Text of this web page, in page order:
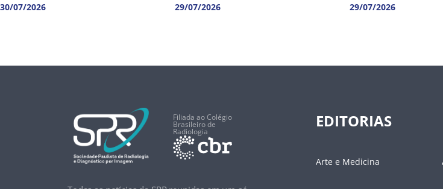
30/07/2026 29/07/2026 29/07/2026
Filiada ao Colégio
Brasileiro de
Radiologia
EDITORIAS
Arte e Medicina